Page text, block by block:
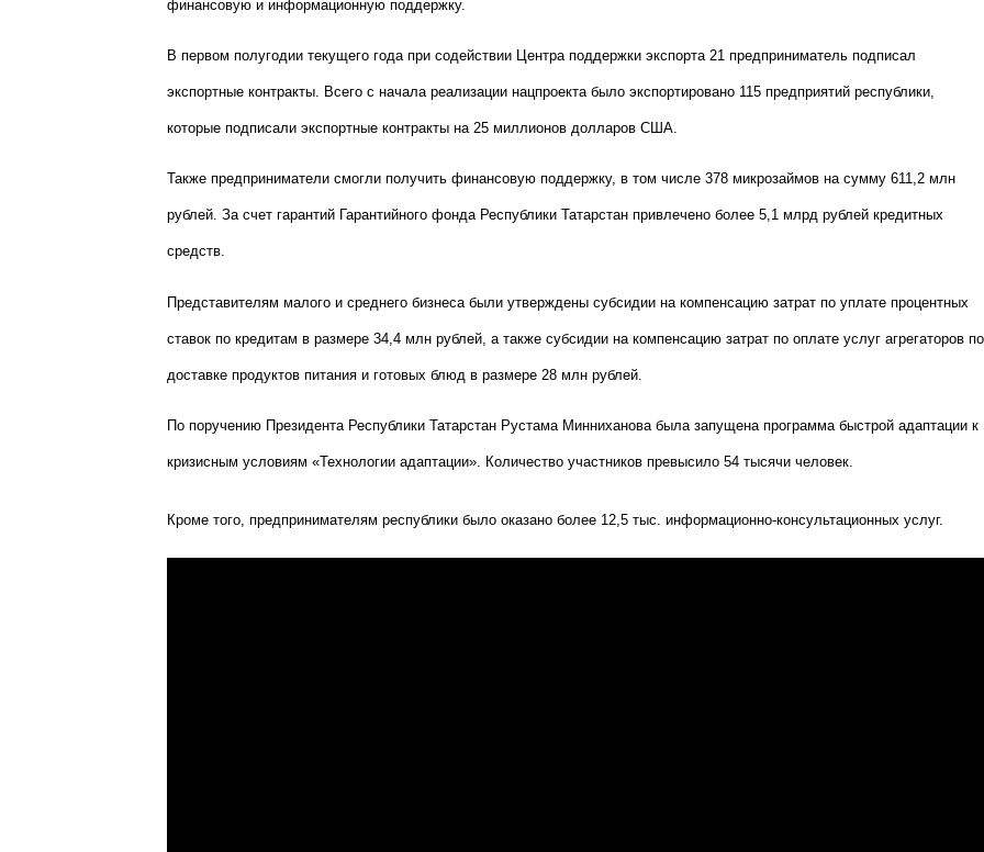
финансовую и информационную поддержку.
В первом полугодии текущего года при содействии Центра поддержки экспорта 21 предприниматель подписал
экспортные контракты. Всего с начала реализации нацпроекта было экспортировано 115 предприятий республики,
которые подписали экспортные контракты на 25 миллионов долларов США.
Также предприниматели смогли получить финансовую поддержку, в том числе 378 микрозаймов на сумму 611,2 млн
рублей. За счет гарантий Гарантийного фонда Республики Татарстан привлечено более 5,1 млрд рублей кредитных
средств.
Представителям малого и среднего бизнеса были утверждены субсидии на компенсацию затрат по уплате процентных
ставок по кредитам в размере 34,4 млн рублей, а также субсидии на компенсацию затрат по оплате услуг агрегаторов по
доставке продуктов питания и готовых блюд в размере 28 млн рублей.
По поручению Президента Республики Татарстан Рустама Минниханова была запущена программа быстрой адаптации к
кризисным условиям «Технологии адаптации». Количество участников превысило 54 тысячи человек.
Кроме того, предпринимателям республики было оказано более 12,5 тыс. информационно-консультационных услуг.